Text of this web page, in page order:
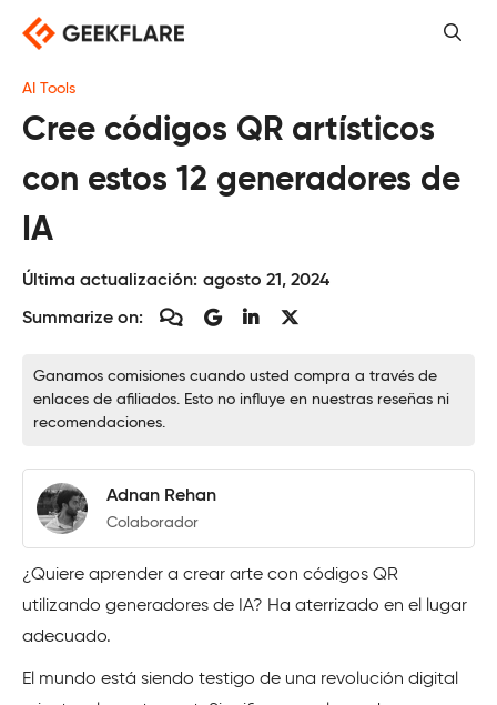
Saltar
contenido
AI Tools
Cree códigos QR artísticos
con estos 12 generadores de
IA
Última actualización: agosto 21, 2024
Summarize on:
Ganamos comisiones cuando usted compra a través de
enlaces de afiliados. Esto no influye en nuestras reseñas ni
recomendaciones.
Adnan Rehan
Colaborador
¿Quiere aprender a crear arte con códigos QR
utilizando generadores de IA? Ha aterrizado en el lugar
adecuado.
El mundo está siendo testigo de una revolución digital